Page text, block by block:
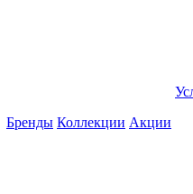
Бренды Коллекции Акции